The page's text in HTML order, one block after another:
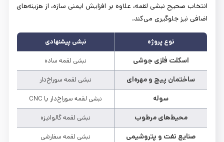
انتخاب صحیح نبشی لقمه، علاوه بر افزایش ایمنی سازه، از هزینه‌های
اضافی نیز جلوگیری می‌کند.
نوع پروژه نبشی پیشنهادی
اسکلت فلزی جوشی نبشی لقمه ساده
ساختمان پیچ و مهره‌ای نبشی لقمه سوراخ‌دار
سوله نبشی لقمه سوراخ‌دار یا CNC
محیط‌های مرطوب نبشی لقمه گالوانیزه
صنایع نفت و پتروشیمی نبشی لقمه سفارشی